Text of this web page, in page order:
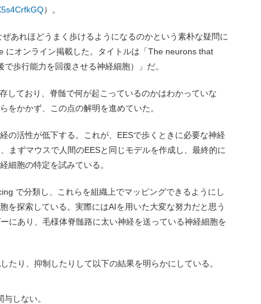
）。
あれほどうまく歩けるようになるのかという素朴な疑問に
にオンライン掲載した。タイトルは「The neurons that
歩行能力を回復させる神経細胞）」だ。
しており、脊髄で何が起こっているのかはわかっていな
をかかず、この点の解明を進めていた。
の活性が低下する。これが、EESで歩くときに必要な神経
まずマウスで人間のEESと同じモデルを作成し、最終的に
細胞の特定を試みている。
で分類し、これらを組織上でマッピングできるようにし
を探索している。実際にはAIを用いた大変な努力だと思う
にあり、毛様体脊髄路に太い神経を送っている神経細胞を
たり、抑制したりして以下の結果を明らかにしている。
しない。